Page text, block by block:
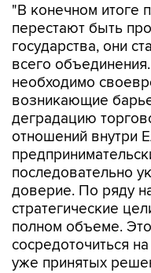
"В конечном итоге
перестают быть
государства, они
всего
необходимо
возникающие
деградацию
отношений внутри
последовательно
доверие. По ряду
стратегические
полном объеме.
сосредоточиться
уже принятых